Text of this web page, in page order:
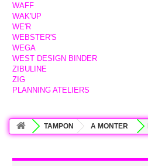
WAFF
WAK'UP
WE'R
WEBSTER'S
WEGA
WEST DESIGN BINDER
ZIBULINE
ZIG
PLANNING ATELIERS
TAMPON A MONTER